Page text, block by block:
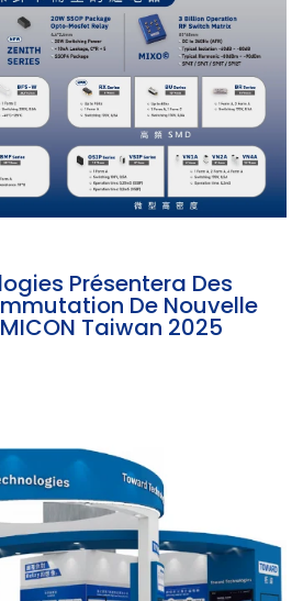
Présentera Des
De Nouvelle
Taiwan 2025